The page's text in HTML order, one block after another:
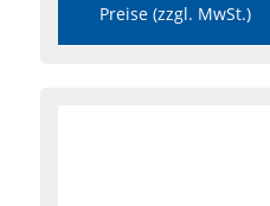
Preise (zzgl. MwSt.)